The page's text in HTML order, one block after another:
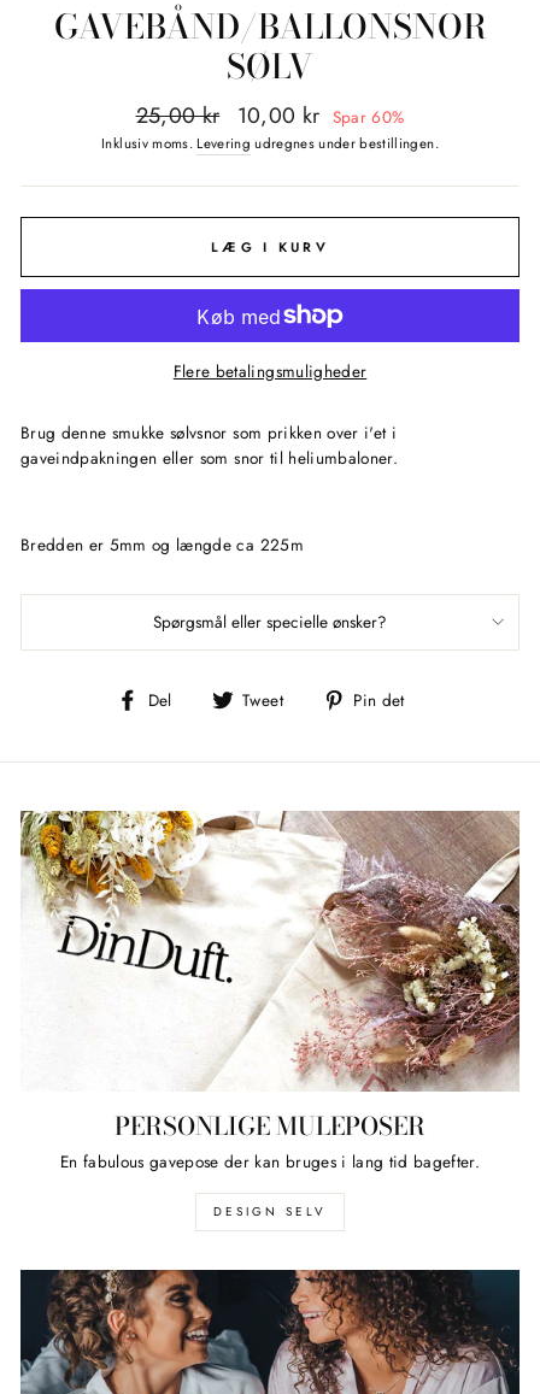
GAVEBÅND/BALLONSNOR
SØLV
Normalpris
25,00 kr Tilbudspris
10,00 kr Spar 60%
Inklusiv moms. Levering udregnes under bestillingen.
LÆG I KURV
Flere betalingsmuligheder
Brug denne smukke sølvsnor som prikken over i'et i
gaveindpakningen eller som snor til heliumbaloner.
Bredden er 5mm og længde ca 225m
Spørgsmål eller specielle ønsker?
Del
Del
Tweet
Tweet Pin det
PERSONLIGE MULEPOSER
En fabulous gavepose der kan bruges i lang tid bagefter.
DESIGN SELV